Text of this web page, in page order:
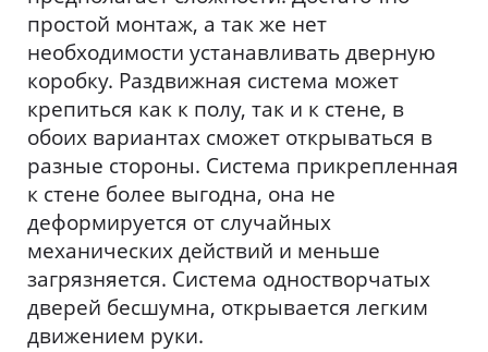
простой монтаж, а так же нет
необходимости устанавливать дверную
коробку. Раздвижная система может
крепиться как к полу, так и к стене, в
обоих вариантах сможет открываться в
разные стороны. Система прикрепленная
к стене более выгодна, она не
деформируется от случайных
механических действий и меньше
загрязняется. Система одностворчатых
дверей бесшумна, открывается легким
движением руки.